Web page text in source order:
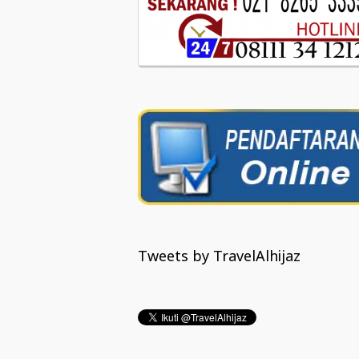
Tweets by TravelAlhijaz